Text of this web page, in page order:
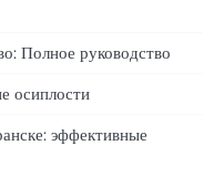
Полное руководство
осиплости
эффективные